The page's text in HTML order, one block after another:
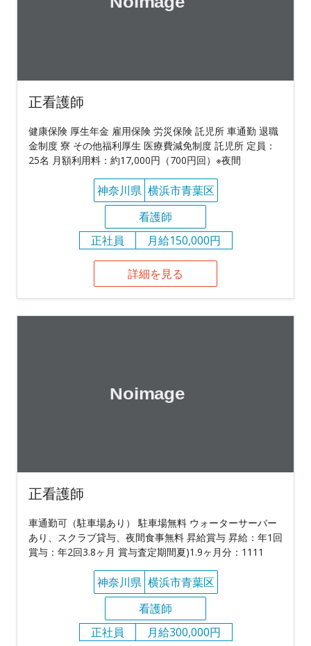
正看護師
健康保険 厚生年金 雇用保険 労災保険 託児所 車通勤 退職
金制度 寮 その他福利厚生 医療費減免制度 託児所 定員：
25名 月額利用料：約17,000円（700円回）※夜間
神奈川県 横浜市青葉区
看護師
正社員
月給150,000円
詳細を見る
正看護師
車通勤可（駐車場あり） 駐車場無料 ウォーターサーバー
あり、スクラブ貸与、夜間食事無料 昇給賞与 昇給：年1回
賞与：年2回3.8ヶ月 賞与査定期間夏)1.9ヶ月分：1111
神奈川県 横浜市青葉区
看護師
正社員
月給300,000円